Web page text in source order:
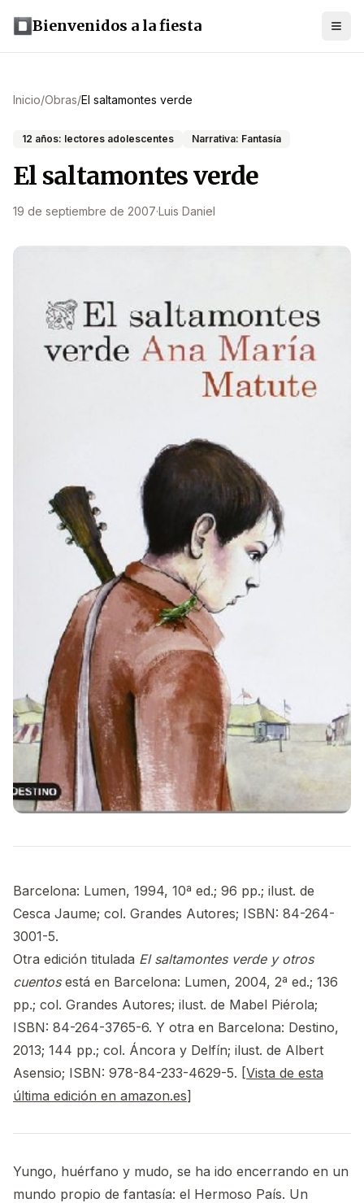
Bienvenidos a la fiesta
Inicio/Obras/El saltamontes verde
12 años: lectores adolescentes Narrativa: Fantasía
El saltamontes verde
19 de septiembre de 2007·Luis Daniel
Barcelona: Lumen, 1994, 10ª ed.; 96 pp.; ilust. de
Cesca Jaume; col. Grandes Autores; ISBN: 84-264-
3001-5.
Otra edición titulada El saltamontes verde y otros
cuentosestá en Barcelona: Lumen, 2004, 2ª ed.; 136
pp.; col. Grandes Autores; ilust. de Mabel Piérola;
ISBN: 84-264-3765-6. Y otra en Barcelona: Destino,
2013; 144 pp.; col. Áncora y Delfín; ilust. de Albert
Asensio; ISBN: 978-84-233-4629-5. [Vista de esta
última edición en amazon.es]
Yungo, huérfano y mudo, se ha ido encerrando en un
mundo propio de fantasía: el Hermoso País. Un